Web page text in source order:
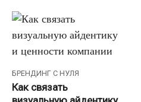
БРЕНДИНГ С НУЛЯ
Как связать